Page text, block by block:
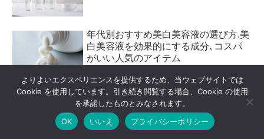
年代別おすすめ美白美容液の選び方.美
白美容液を効果的にする成分､コスパ
がいい人気のアイテム
プチプラやドラッグストアの美白化粧
品は危険?敏感肌への気になる効果と
副作用､美白化粧品の選び方注意点な
ど
ホーム 検索 トップ
よりよいエクスペリエンスを提供するため、当ウェブサイトでは
Cookie を使用しています。引き続き閲覧する場合、Cookie の使用
を承諾したものとみなされます。
OK
いいえ プライバシーポリシー